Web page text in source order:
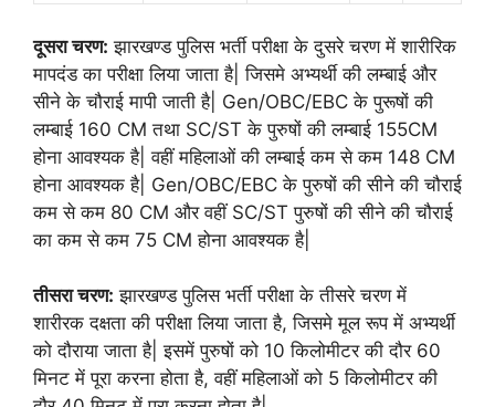
दूसरा चरण: झारखण्ड पुलिस भर्ती परीक्षा के दुसरे चरण में शारीरिक
मापदंड का परीक्षा लिया जाता है| जिसमे अभ्यर्थी की लम्बाई और
सीने के चौराई मापी जाती है| Gen/OBC/EBC के पुरूषों की
लम्बाई 160 CM तथा SC/ST के पुरुषों की लम्बाई 155CM
होना आवश्यक है| वहीं महिलाओं की लम्बाई कम से कम 148 CM
होना आवश्यक है| Gen/OBC/EBC के पुरुषों की सीने की चौराई
कम से कम 80 CM और वहीं SC/ST पुरुषों की सीने की चौराई
का कम से कम 75 CM होना आवश्यक है|
तीसरा चरण: झारखण्ड पुलिस भर्ती परीक्षा के तीसरे चरण में
शारीरक दक्षता की परीक्षा लिया जाता है, जिसमे मूल रूप में अभ्यर्थी
को दौराया जाता है| इसमें पुरुषों को 10 किलोमीटर की दौर 60
मिनट में पूरा करना होता है, वहीं महिलाओं को 5 किलोमीटर की